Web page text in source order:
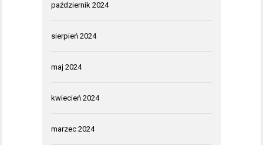
październik 2024
sierpień 2024
maj 2024
kwiecień 2024
marzec 2024